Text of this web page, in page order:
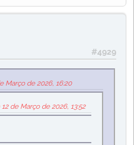
#4929
Março de 2026, 16:20
de Março de 2026, 13:52